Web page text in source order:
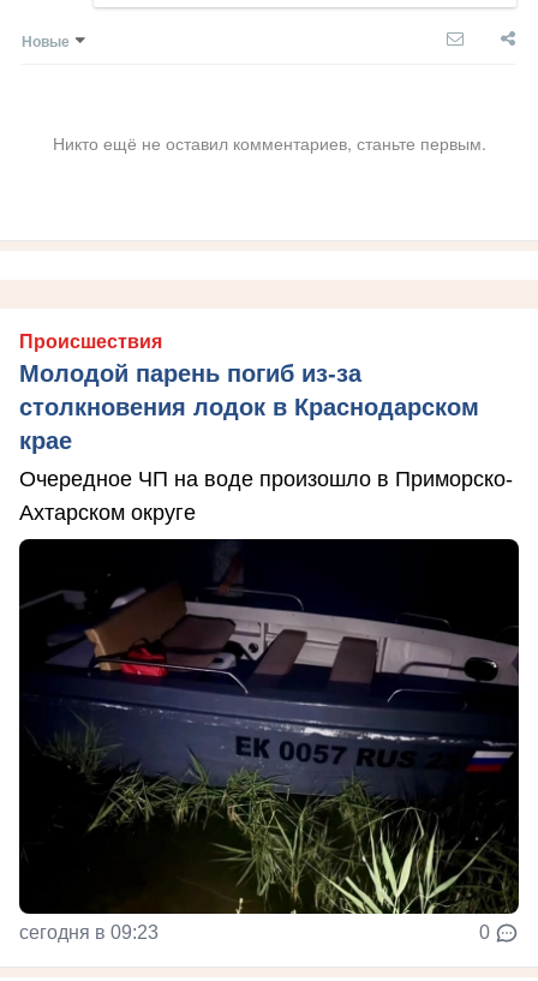
Новые
Никто ещё не оставил комментариев, станьте первым.
Происшествия
Молодой парень погиб из-за
столкновения лодок в Краснодарском
крае
Очередное ЧП на воде произошло в Приморско-
Ахтарском округе
сегодня в 09:23 0